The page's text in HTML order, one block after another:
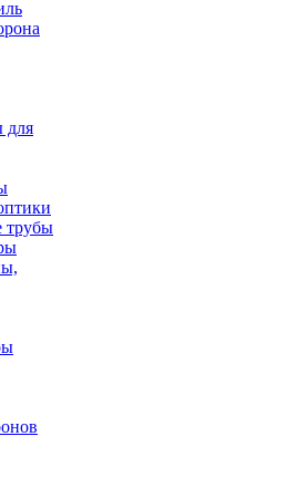
для
трубы